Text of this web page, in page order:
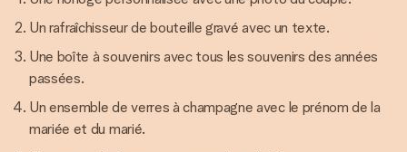
Un rafraîchisseur de bouteille gravé avec un texte.
Une boîte à souvenirs avec tous les souvenirs des années
passées.
Un ensemble de verres à champagne avec le prénom de la
mariée et du marié.